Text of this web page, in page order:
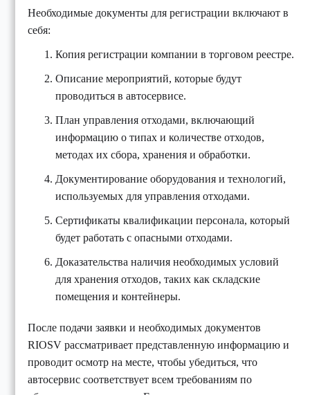
Необходимые документы для регистрации включают в
себя:
Копия регистрации компании в торговом реестре.
Описание мероприятий, которые будут
проводиться в автосервисе.
План управления отходами, включающий
информацию о типах и количестве отходов,
методах их сбора, хранения и обработки.
Документирование оборудования и технологий,
используемых для управления отходами.
Сертификаты квалификации персонала, который
будет работать с опасными отходами.
Доказательства наличия необходимых условий
для хранения отходов, таких как складские
помещения и контейнеры.
После подачи заявки и необходимых документов
RIOSV рассматривает представленную информацию и
проводит осмотр на месте, чтобы убедиться, что
автосервис соответствует всем требованиям по